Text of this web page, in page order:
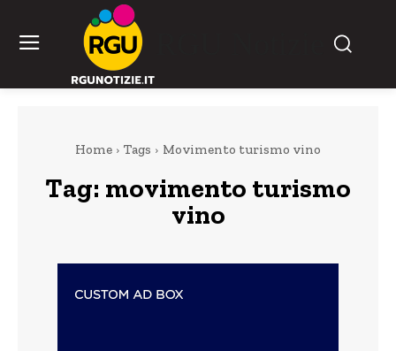
Home Tags Movimento turismo vino
Tag: movimento turismo
vino